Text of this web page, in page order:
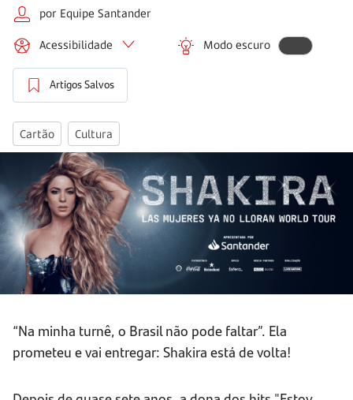
por Equipe Santander
Acessibilidade Modo escuro
Artigos Salvos
Cartão Cultura
“Na minha turnê, o Brasil não pode faltar”. Ela
prometeu e vai entregar: Shakira está de volta!